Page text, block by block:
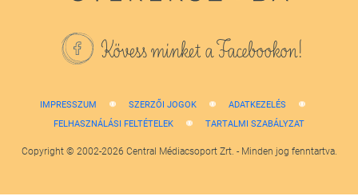
Kövess minket a Facebookon!
IMPRESSZUM SZERZŐI JOGOK
ADATKEZELÉS
FELHASZNÁLÁSI FELTÉTELEK
TARTALMI SZABÁLYZAT
Copyright © 2002-2026 Central Médiacsoport Zrt. - Minden jog fenntartva.